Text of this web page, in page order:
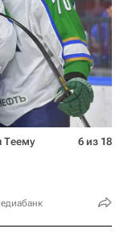
Теему
6 из 18